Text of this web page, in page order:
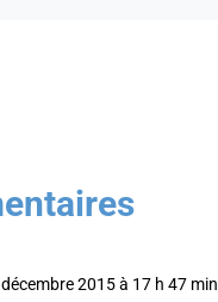
décembre 2015 à 17 h 47 min